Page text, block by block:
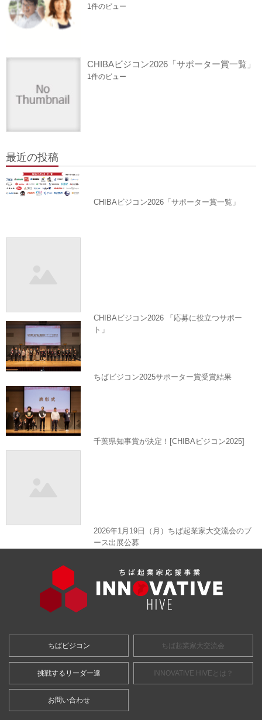
1件のビュー
CHIBAビジコン2026「サポーター賞一覧」
1件のビュー
最近の投稿
CHIBAビジコン2026「サポーター賞一覧」
CHIBAビジコン2026 「応募に役立つサポー
ト」
ちばビジコン2025サポーター賞受賞結果
千葉県知事賞が決定！[CHIBAビジコン2025]
2026年1月19日（月）ちば起業家大交流会のブ
ース出展公募
ちばビジコン ちば起業家大交流会
挑戦するリーダー達 INNOVATIVE HIVEとは？
お問い合わせ